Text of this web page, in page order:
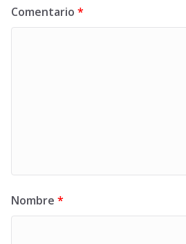
Comentario *
Nombre *